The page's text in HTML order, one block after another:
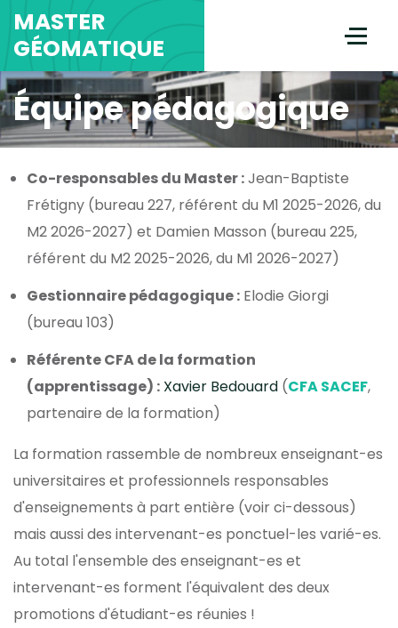
MASTER
GÉOMATIQUE
Équipe pédagogique
Co-responsables du Master :Jean-Baptiste
Frétigny (bureau 227, référent du M1 2025-2026, du
M2 2026-2027) et Damien Masson (bureau 225,
référent du M2 2025-2026, du M1 2026-2027)
Gestionnaire pédagogique : Elodie Giorgi
(bureau 103)
Référente CFA de la formation
(apprentissage) : Xavier Bedouard (CFA SACEF,
partenaire de la formation)
La formation rassemble de nombreux enseignant-es
universitaires et professionnels responsables
d'enseignements à part entière (voir ci-dessous)
mais aussi des intervenant-es ponctuel-les varié-es.
Au total l'ensemble des enseignant-es et
intervenant-es forment l'équivalent des deux
promotions d'étudiant-es réunies !